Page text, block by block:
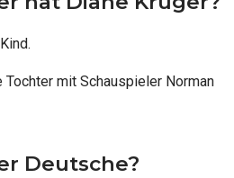
mit Schauspieler Norman
Deutsche?